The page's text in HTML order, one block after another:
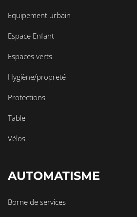
Equipement urbain
Espace Enfant
Espaces verts
Hygiène/propreté
Protections
Table
Vélos
AUTOMATISME
Borne de services